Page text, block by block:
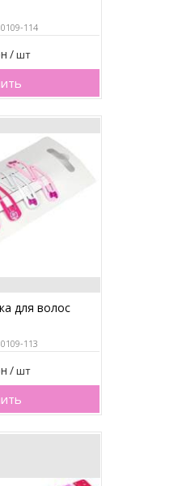
0109-114
/шт
для волос
0109-113
/шт